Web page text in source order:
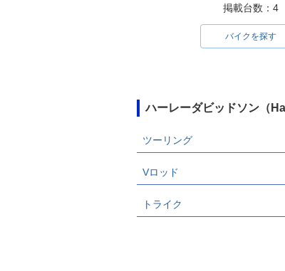
掲載台数：4
バイクを探す
ハーレーダビッドソン（
ツーリング
Vロッド
トライク